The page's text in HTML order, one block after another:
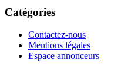
Catégories
Contactez-nous
Mentions légales
Espace annonceurs